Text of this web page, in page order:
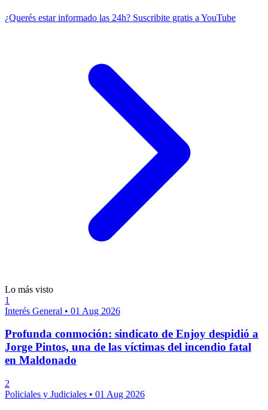
¿Querés estar informado las 24h? Suscribite gratis a YouTube
Lo más visto
1
Interés General • 01 Aug 2026
Profunda conmoción: sindicato de Enjoy despidió a
Jorge Pintos, una de las víctimas del incendio fatal
en Maldonado
2
Policiales y Judiciales • 01 Aug 2026